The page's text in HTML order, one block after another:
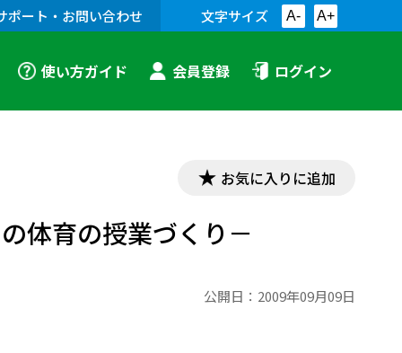
ポート・お問い合わせ 文字サイズ A- A+
使い方ガイド 会員登録 ログイン
お気に入りに追加
体育の授業づくり－
公開日： 2009年09月09日